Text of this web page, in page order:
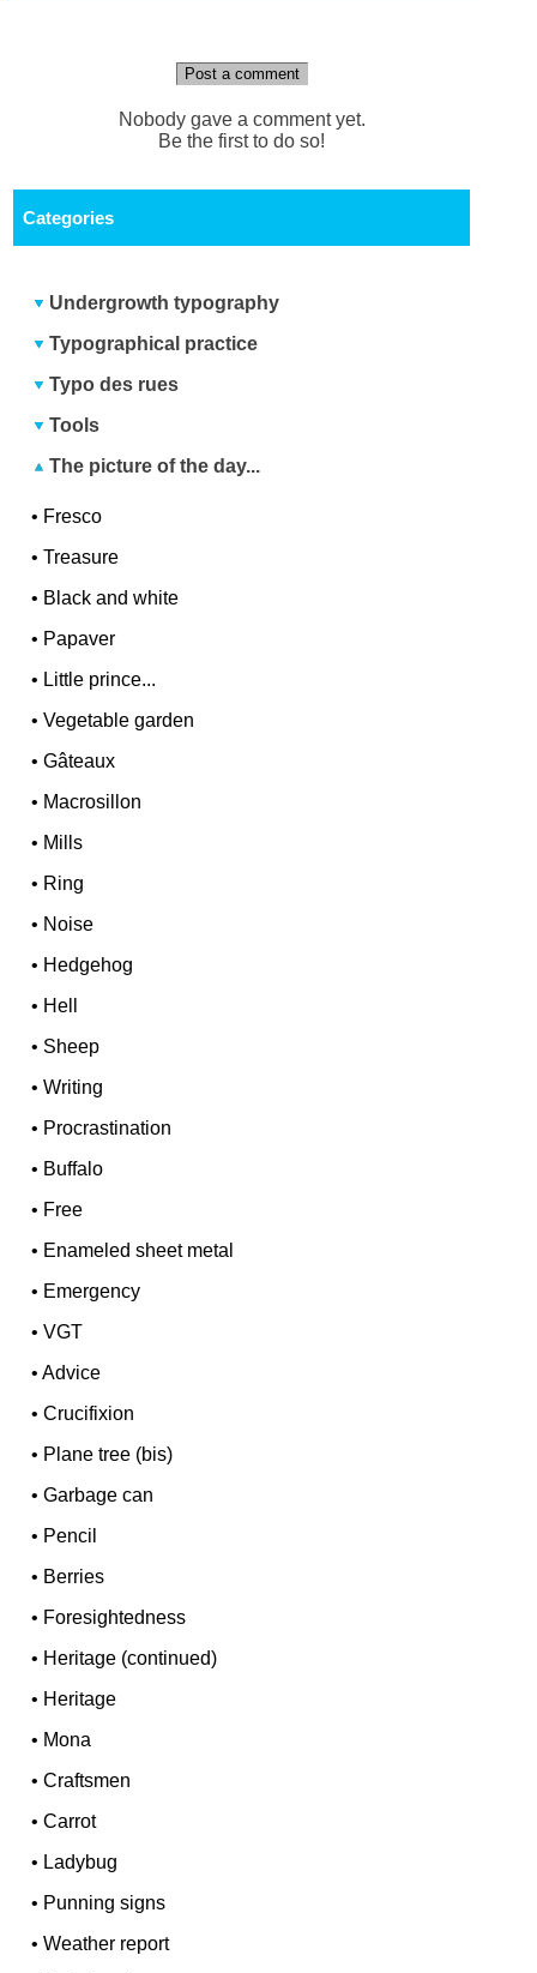
Post a comment
Nobody gave a comment yet.
Be the first to do so!
Categories
Undergrowth typography
Typographical practice
Typo des rues
Tools
The picture of the day...
• Fresco
•Treasure
• Black and white
• Papaver
• Little prince...
•Vegetable garden
•Gâteaux
• Macrosillon
• Mills
• Ring
• Noise
• Hedgehog
• Hell
• Sheep
•Writing
• Procrastination
• Buffalo
• Free
• Enameled sheet metal
• Emergency
•VGT
•Advice
•Crucifixion
• Plane tree (bis)
•Garbage can
• Pencil
• Berries
• Foresightedness
• Heritage (continued)
• Heritage
• Mona
•Craftsmen
•Carrot
• Ladybug
• Punning signs
•Weather report